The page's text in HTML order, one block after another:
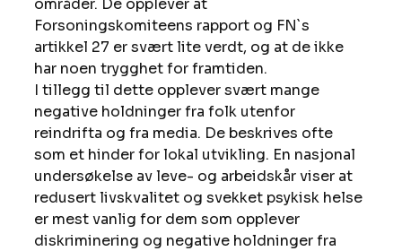
områder. De opplever at
Forsoningskomiteens rapport og FN`s
artikkel 27 er svært lite verdt, og at de ikke
har noen trygghet for framtiden.
I tillegg til dette opplever svært mange
negative holdninger fra folk utenfor
reindrifta og fra media. De beskrives ofte
som et hinder for lokal utvikling. En nasjonal
undersøkelse av leve- og arbeidskår viser at
redusert livskvalitet og svekket psykisk helse
er mest vanlig for dem som opplever
diskriminering og negative holdninger fra